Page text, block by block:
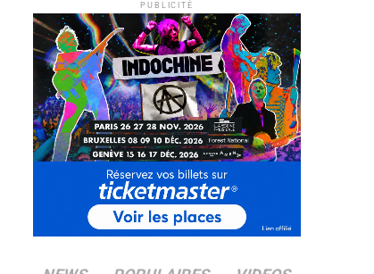
PUBLICITÉ